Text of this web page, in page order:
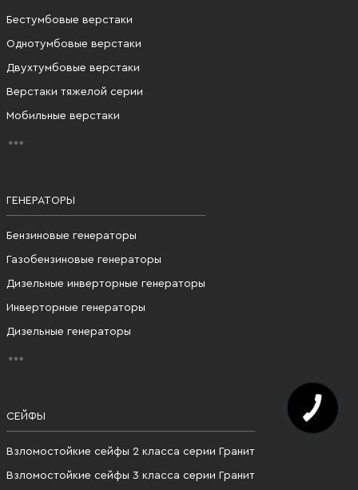
Бестумбовые верстаки
Однотумбовые верстаки
Двухтумбовые верстаки
Верстаки тяжелой серии
Мобильные верстаки
ГЕНЕРАТОРЫ
Бензиновые генераторы
Газобензиновые генераторы
Дизельные инверторные генераторы
Инверторные генераторы
Дизельные генераторы
СЕЙФЫ
Взломостойкие сейфы 2 класса серии Гранит
Взломостойкие сейфы 3 класса серии Гранит